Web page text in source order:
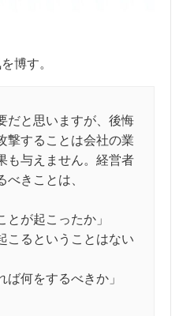
博す。
だと思いますが、後悔
撃することは会社の業
も与えません。経営者
べきことは、
とが起こったか」
こるということはない
ば何をするべきか」